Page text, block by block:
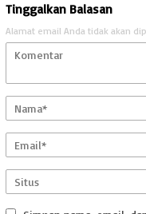
Tinggalkan Balasan
Alamat email Anda tidak akan